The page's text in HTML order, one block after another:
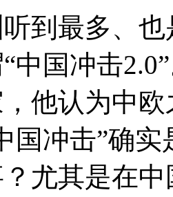
到最多、
中国冲击
他认为中
国冲击”确
尤其是在